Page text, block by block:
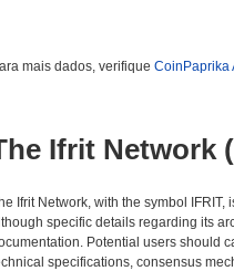
mais dados, verifique CoinPaprika
Ifrit Network
Ifrit Network, with the symbol
specific details regarding its
Potential users should
specifications, consensus